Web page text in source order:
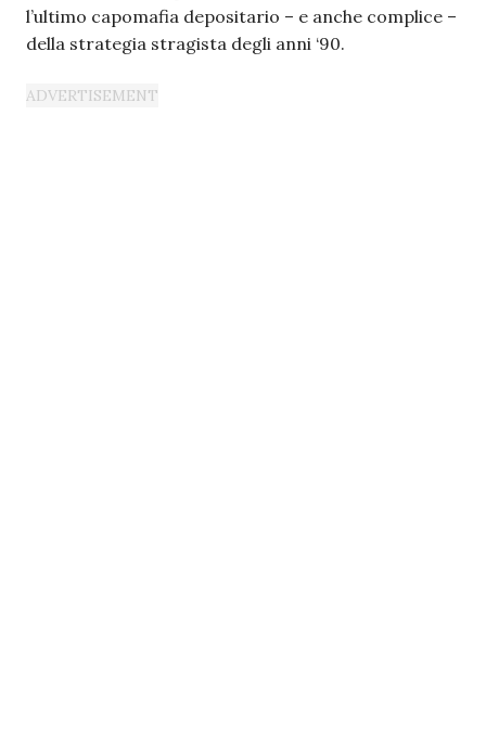
l’ultimo capomafia depositario – e anche complice –
della strategia stragista degli anni ‘90.